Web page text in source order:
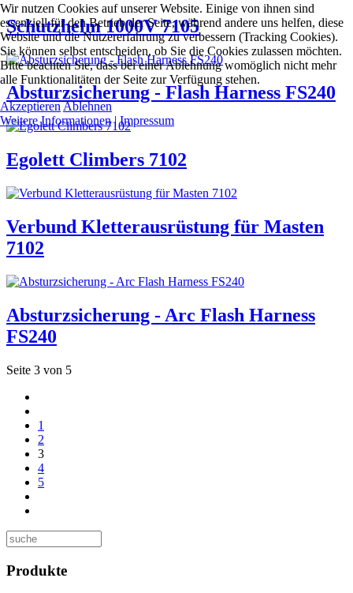
Schutzhelm 1000V 7105
Absturzsicherung - Flash Harness FS240
Egolett Climbers 7102
Verbund Kletterausrüstung für Masten
7102
Absturzsicherung - Arc Flash Harness
FS240
Seite 3 von 5
1
2
3
4
5
Produkte
Wir nutzen Cookies auf unserer Website. Einige von ihnen sind
essenziell für den Betrieb der Seite, während andere uns helfen, diese
Website und die Nutzererfahrung zu verbessern (Tracking Cookies).
Sie können selbst entscheiden, ob Sie die Cookies zulassen möchten.
Bitte beachten Sie, dass bei einer Ablehnung womöglich nicht mehr
alle Funktionalitäten der Seite zur Verfügung stehen.
AkzeptierenAblehnen
Weitere Informationen|Impressum